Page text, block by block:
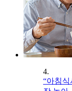
4.
“아침